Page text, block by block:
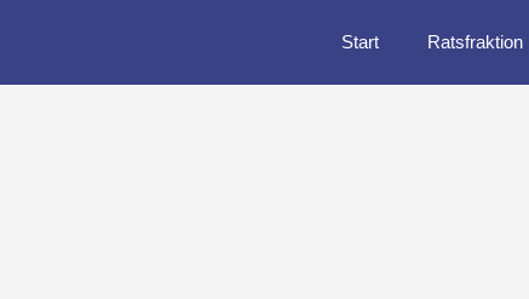
Start Ratsfraktion